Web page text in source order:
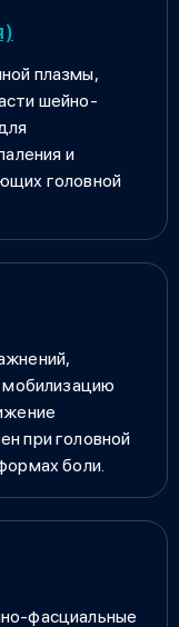
плазмы,
шейно-
и
головной
мобилизацию
при головной
боли.
фасциальные